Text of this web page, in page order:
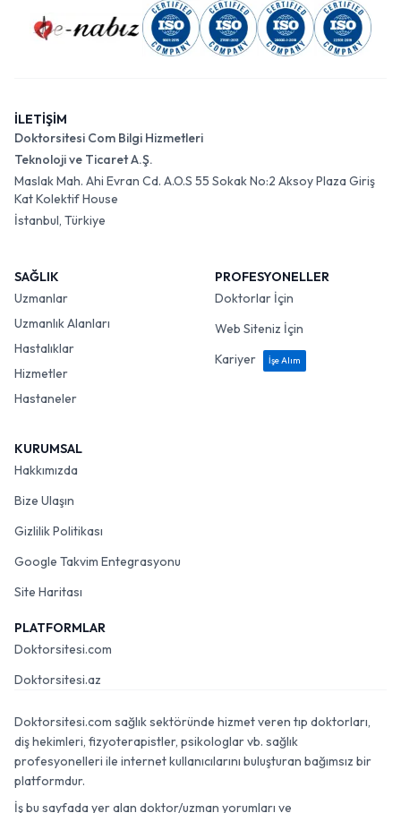
İLETİŞİM
Doktorsitesi Com Bilgi Hizmetleri
Teknoloji ve Ticaret A.Ş.
Maslak Mah. Ahi Evran Cd. A.O.S 55 Sokak No:2 Aksoy Plaza Giriş
Kat Kolektif House
İstanbul, Türkiye
SAĞLIK
Uzmanlar
Uzmanlık Alanları
Hastalıklar
Hizmetler
Hastaneler
PROFESYONELLER
Doktorlar İçin
Web Siteniz İçin
Kariyer
İşe Alım
KURUMSAL
Hakkımızda
Bize Ulaşın
Gizlilik Politikası
Google Takvim Entegrasyonu
Site Haritası
PLATFORMLAR
Doktorsitesi.com
Doktorsitesi.az
Doktorsitesi.com sağlık sektöründe hizmet veren tıp doktorları,
diş hekimleri, fizyoterapistler, psikologlar vb. sağlık
profesyonelleri ile internet kullanıcılarını buluşturan bağımsız bir
platformdur.
İş bu sayfada yer alan doktor/uzman yorumları ve